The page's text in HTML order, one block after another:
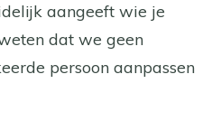
aangeeft wie je
dat we geen
persoon aanpassen